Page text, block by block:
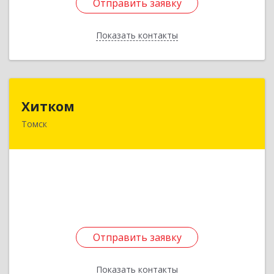
Отправить заявку
Показать контакты
Отправить заявку
Назад
Хитком
Томск
Отправить заявку
Показать контакты
634006, Томская обл, Томск г, Пушкина ул, дом
Отправить заявку
Назад